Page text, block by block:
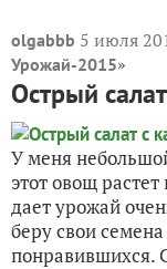
olgabbb 5 июля
Урожай-2015»
Острый
У меня
этот овощ
дает урожай
беру свои
понравившихся.